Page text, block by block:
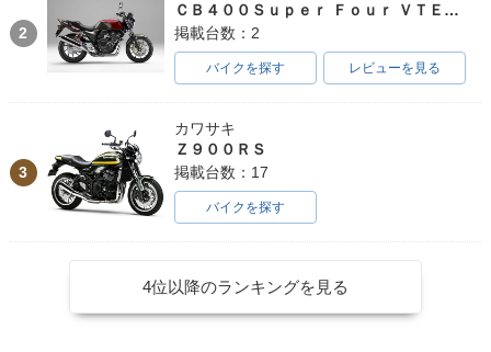
2
ＣＢ４００Ｓｕｐｅｒ Ｆｏｕｒ ＶＴＥＣ ＳＰＥＣ３
掲載台数：2
バイクを探す レビューを見る
3
カワサキ
Ｚ９００ＲＳ
掲載台数：17
バイクを探す
4位以降のランキングを見る